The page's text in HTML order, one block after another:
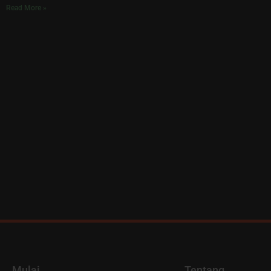
Read More »